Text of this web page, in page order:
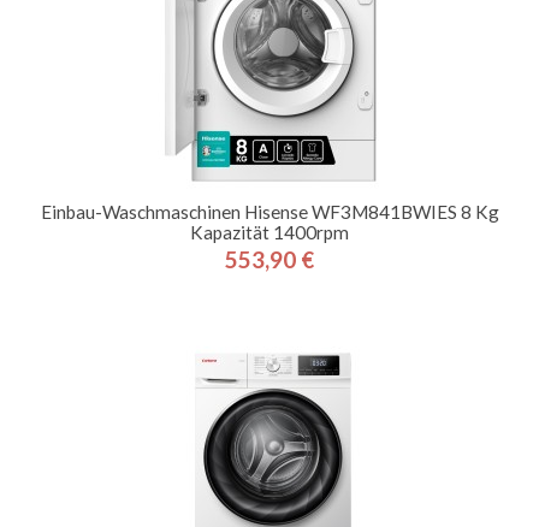
Einbau-Waschmaschinen Hisense WF3M841BWIES 8 Kg
Kapazität 1400rpm
Preis
553,90 €